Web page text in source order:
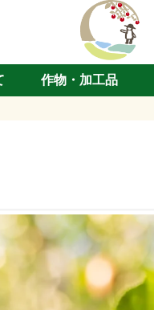
作物・加工品